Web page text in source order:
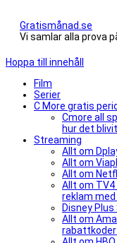
Gratismånad.se
Vi samlar alla prova
Hoppa till innehåll
Film
Serier
C More gratis
Cmore all
hur det
Streaming
Allt om
Allt om
Allt om
Allt om
reklam med
Disney
Allt om
rabattkoder